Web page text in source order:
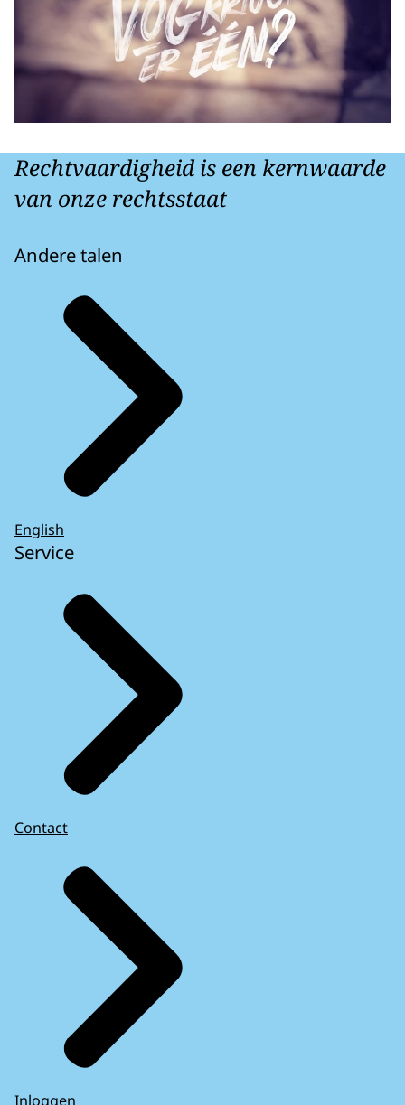
Rechtvaardigheid is een kernwaarde
van onze rechtsstaat
Andere talen
English
Service
Contact
Inloggen